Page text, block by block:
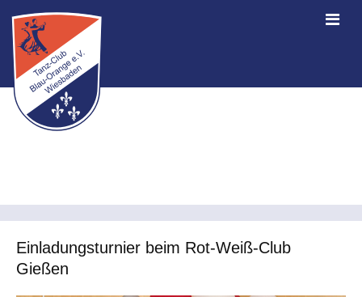
Einladungsturnier beim Rot-Weiß-Club
Gießen